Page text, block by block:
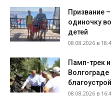
Призвание
одиночку
детей
08.08.2026 в
Памп-трек и
08.08.2026 в